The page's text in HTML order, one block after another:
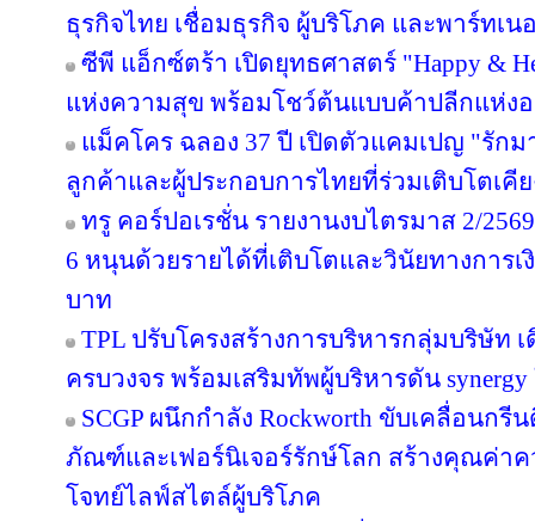
ธุรกิจไทย เชื่อมธุรกิจ ผู้บริโภค และพาร์ทเน
ซีพี แอ็กซ์ตร้า เปิดยุทธศาสตร์ "Happy &
แห่งความสุข พร้อมโชว์ต้นแบบค้าปลีกแห่ง
แม็คโคร ฉลอง 37 ปี เปิดตัวแคมเปญ "รั
ลูกค้าและผู้ประกอบการไทยที่ร่วมเติบโตเคี
ทรู คอร์ปอเรชั่น รายงานงบไตรมาส 2/
6 หนุนด้วยรายได้ที่เติบโตและวินัยทางการ
บาท
TPL ปรับโครงสร้างการบริหารกลุ่มบริษัท
ครบวงจร พร้อมเสริมทัพผู้บริหารดัน synergy
SCGP ผนึกกำลัง Rockworth ขับเคลื่อนก
ภัณฑ์และเฟอร์นิเจอร์รักษ์โลก สร้างคุณค่า
โจทย์ไลฟ์สไตล์ผู้บริโภค